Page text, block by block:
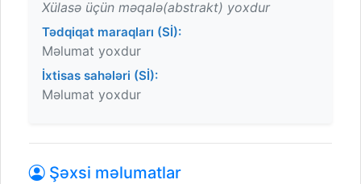
Xülasə üçün məqalə(abstrakt) yoxdur
Tədqiqat maraqları (Sİ):
Məlumat yoxdur
İxtisas sahələri (Sİ):
Məlumat yoxdur
Şəxsi məlumatlar